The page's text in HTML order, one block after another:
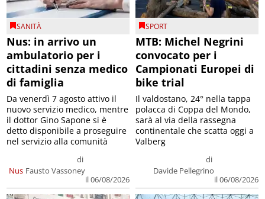
SANITÀ
Nus: in arrivo un
ambulatorio per i
cittadini senza medico
di famiglia
Nus
di
Fausto Vassoney
il 06/08/2026
Da venerdì 7 agosto attivo il
nuovo servizio medico, mentre
il dottor Gino Sapone si è
detto disponibile a proseguire
nel servizio alla comunità
SPORT
MTB: Michel Negrini
convocato per i
Campionati Europei di
bike trial
di
Davide Pellegrino
il 06/08/2026
Il valdostano, 24° nella tappa
polacca di Coppa del Mondo,
sarà al via della rassegna
continentale che scatta oggi a
Valberg